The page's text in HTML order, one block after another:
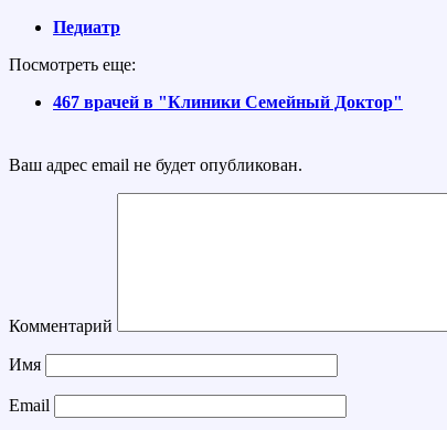
Педиатр
Посмотреть еще:
467 врачей в "Клиники Семейный Доктор"
Ваш адрес email не будет опубликован.
Комментарий
Имя
Email